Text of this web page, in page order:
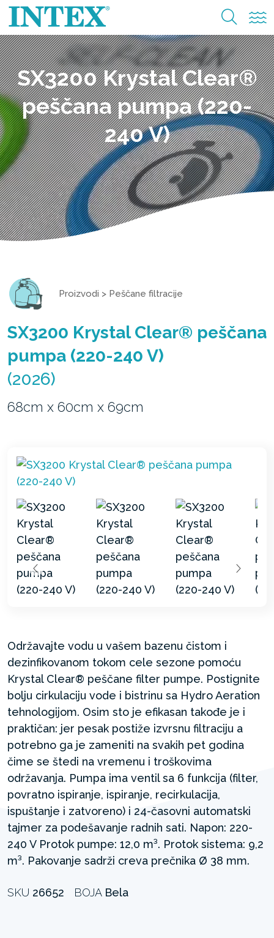
SX3200 Krystal Clear®
peščana pumpa (220-
240 V)
Proizvodi > Peščane filtracije
SX3200 Krystal Clear® peščana
pumpa (220-240 V)
(2026)
68cm x 60cm x 69cm
Održavajte vodu u vašem bazenu čistom i
dezinfikovanom tokom cele sezone pomoću
Krystal Clear® peščane filter pumpe. Postignite
bolju cirkulaciju vode i bistrinu sa Hydro Aeration
tehnologijom. Osim sto je efikasan takođe je i
praktičan: jer pesak postiže izvrsnu filtraciju a
potrebno ga je zameniti na svakih pet godina
čime se štedi na vremenu i troškovima
održavanja. Pumpa ima ventil sa 6 funkcija (filter,
povratno ispiranje, ispiranje, recirkulacija,
ispuštanje i zatvoreno) i 24-časovni automatski
tajmer za podešavanje radnih sati. Napon: 220-
240 V Protok pumpe: 12,0 m³. Protok sistema: 9,2
m³. Pakovanje sadrži creva prečnika Ø 38 mm.
SKU 26652 BOJA Bela